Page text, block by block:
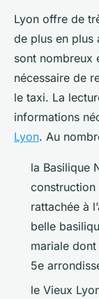
Lyon offre de
de plus en plus
sont nombreux
nécessaire de
le taxi. La
informations
Lyon. Au
la Basilique
construction
rattachée à
belle
mariale
5e
le Vieux